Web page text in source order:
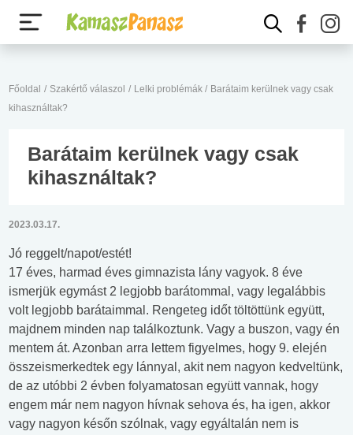
Főoldal / Szakértő válaszol / Lelki problémák / Barátaim kerülnek vagy csak
kihasználtak?
Barátaim kerülnek vagy csak
kihasználtak?
2023.03.17.
Jó reggelt/napot/estét!
17 éves, harmad éves gimnazista lány vagyok. 8 éve
ismerjük egymást 2 legjobb barátommal, vagy legalábbis
volt legjobb barátaimmal. Rengeteg időt töltöttünk együtt,
majdnem minden nap találkoztunk. Vagy a buszon, vagy én
mentem át. Azonban arra lettem figyelmes, hogy 9. elején
összeismerkedtek egy lánnyal, akit nem nagyon kedveltünk,
de az utóbbi 2 évben folyamatosan együtt vannak, hogy
engem már nem nagyon hívnak sehova és, ha igen, akkor
vagy nagyon későn szólnak, vagy egyáltalán nem is